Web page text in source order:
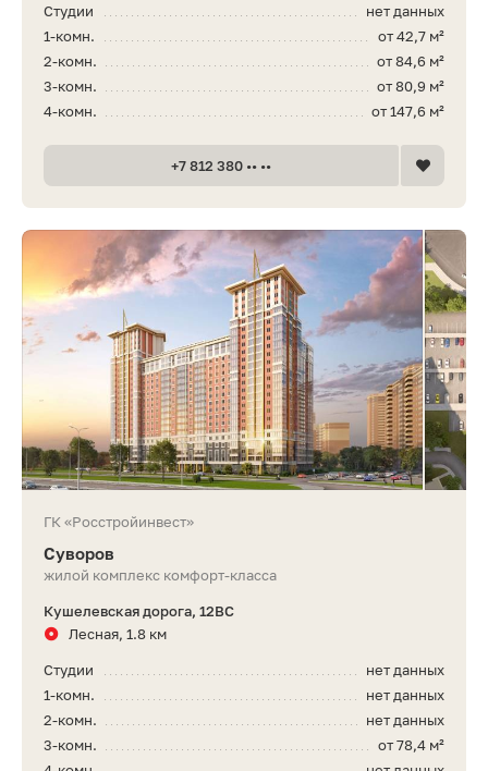
нет данных
Студии
от 42,7 м²
1-комн.
от 84,6 м²
2-комн.
от 80,9 м²
3-комн.
от 147,6 м²
4-комн.
+7 812 380 •• ••
ГК «Росстройинвест»
Суворов
жилой комплекс комфорт-класса
Кушелевская дорога, 12ВС
Лесная, 1.8 км
нет данных
Студии
нет данных
1-комн.
нет данных
2-комн.
от 78,4 м²
3-комн.